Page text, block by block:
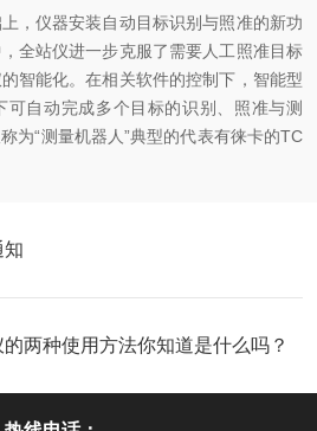
仪器安装自动目标识别与照准的新功
全站仪进一步克服了需要人工照准目标
智能化。在相关软件的控制下，智能型
自动完成多个目标的识别、照准与测
为“测量机器人”典型的代表有徕卡的TC
知
两种使用方法你知道是什么吗？